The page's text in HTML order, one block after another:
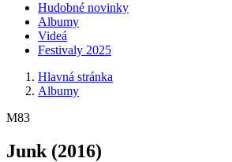
Hudobné novinky
Albumy
Videá
Festivaly 2025
Hlavná stránka
Albumy
M83
Junk (2016)